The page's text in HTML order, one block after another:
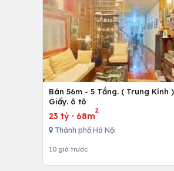
Bán 56m - 5 Tầng. ( Trung Kính
Giấy. ô tô
23 tỷ · 68m
2
Thành phố Hà Nội
10 giờ trước